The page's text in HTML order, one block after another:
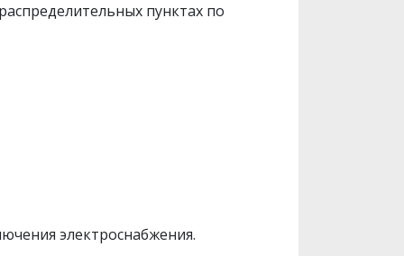
пунктах по
электроснабжения.